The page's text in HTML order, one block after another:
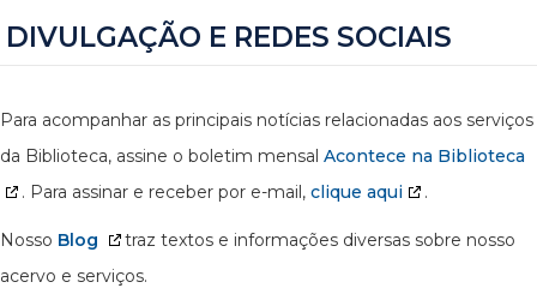
DIVULGAÇÃO E REDES SOCIAIS
Para acompanhar as principais notícias relacionadas aos serviços
da Biblioteca, assine o boletim mensal Acontece na Biblioteca
. Para assinar e receber por e-mail, clique aqui .
Nosso Blog
traz textos e informações diversas sobre nosso
acervo e serviços.